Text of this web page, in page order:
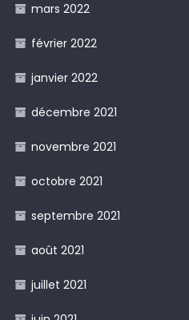
mars 2022
février 2022
janvier 2022
décembre 2021
novembre 2021
octobre 2021
septembre 2021
août 2021
juillet 2021